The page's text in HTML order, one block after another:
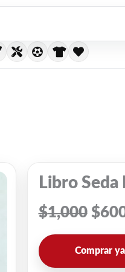
Libro
$1,000 $
Comprar ya